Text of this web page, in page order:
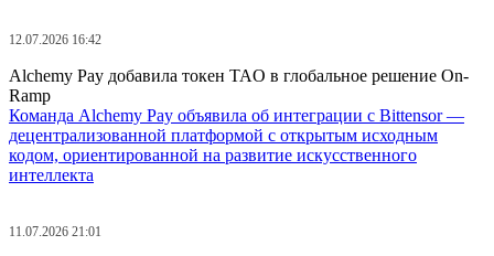
12.07.2026 16:42
Alchemy Pay добавила токен TAO в глобальное решение On-
Ramp
Команда Alchemy Pay объявила об интеграции с Bittensor —
децентрализованной платформой с открытым исходным
кодом, ориентированной на развитие искусственного
интеллекта
11.07.2026 21:01